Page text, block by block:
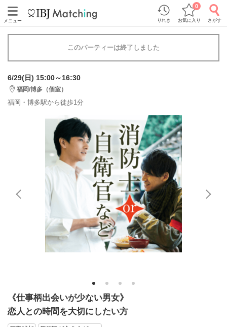
メニュー りれき お気に入り
0
さがす
このパーティーは終了しました
6/29(日) 15:00～16:30
福岡/博多（個室）
福岡・博多駅から徒歩1分
1 2 3 4
《仕事柄出会いが少ない男女》
恋人との時間を大切にしたい方